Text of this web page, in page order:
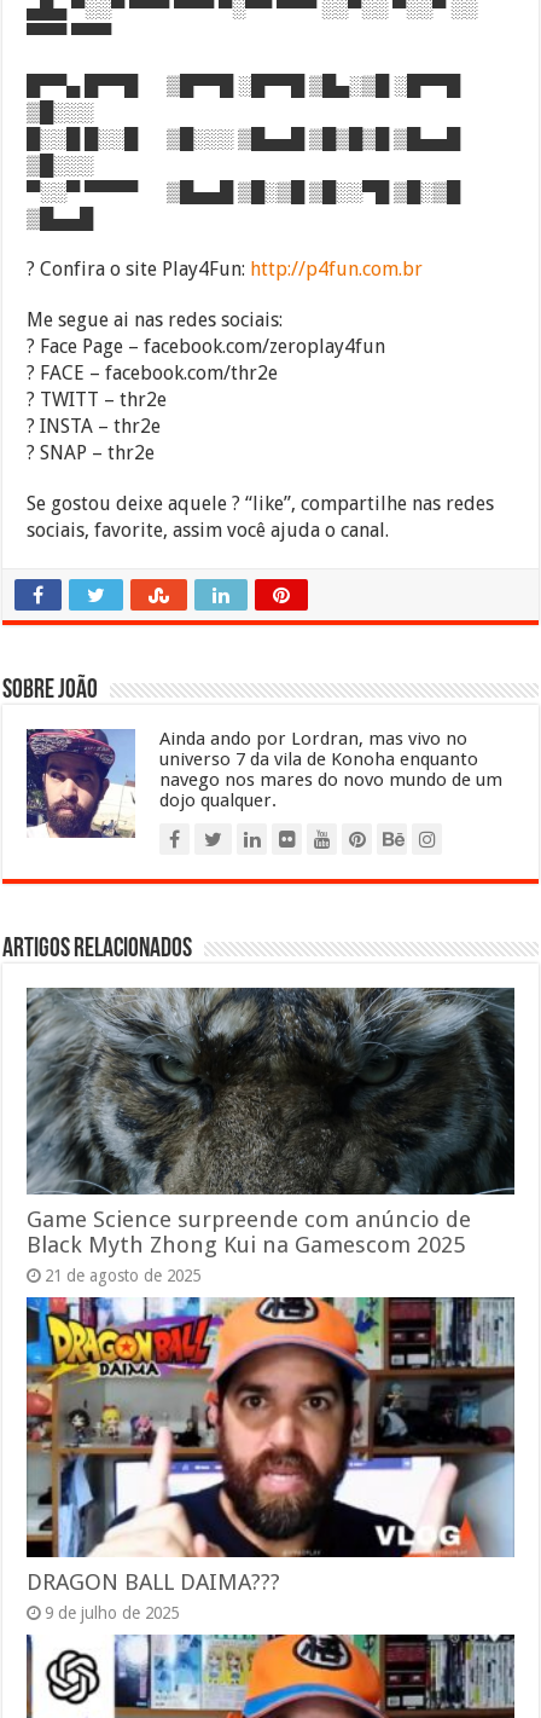
▄█▄ ▀░░▀ ▀▀▀ ▀▀▀ ▀░▀▀ ▀▀▀ ░░▀░░ ▀░░▀ ░░
▀▀▀ ▀▀▀
█▀▀▄ █▀▀█ ▒█▀▀█ ░█▀▀█ ▒█▄░▒█ ░█▀▀█
▒█░░░
█░░█ █░░█ ▒█░░░ ▒█▄▄█ ▒█▒█▒█ ▒█▄▄█
▒█░░░
▀░░▀ ▀▀▀▀ ▒█▄▄█ ▒█░▒█ ▒█░░▀█ ▒█░▒█
▒█▄▄█
? Confira o site Play4Fun: http://p4fun.com.br
Me segue ai nas redes sociais:
? Face Page – facebook.com/zeroplay4fun
? FACE – facebook.com/thr2e
? TWITT – thr2e
? INSTA – thr2e
? SNAP – thr2e
Se gostou deixe aquele ? “like”, compartilhe nas redes
sociais, favorite, assim você ajuda o canal.
Sobre João
Ainda ando por Lordran, mas vivo no
universo 7 da vila de Konoha enquanto
navego nos mares do novo mundo de um
dojo qualquer.
Artigos relacionados
Game Science surpreende com anúncio de
Black Myth Zhong Kui na Gamescom 2025
21 de agosto de 2025
DRAGON BALL DAIMA???
9 de julho de 2025